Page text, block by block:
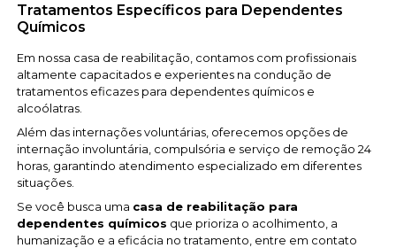
Tratamentos Específicos para Dependentes
Químicos
Em nossa casa de reabilitação, contamos com profissionais
altamente capacitados e experientes na condução de
tratamentos eficazes para dependentes químicos e
alcoólatras.
Além das internações voluntárias, oferecemos opções de
internação involuntária, compulsória e serviço de remoção 24
horas, garantindo atendimento especializado em diferentes
situações.
Se você busca uma casa de reabilitação para
dependentes químicos que prioriza o acolhimento, a
humanização e a eficácia no tratamento, entre em contato